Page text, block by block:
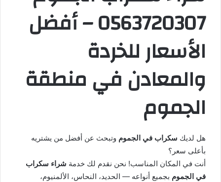
0563720307 – أفضل
الأسعار للخردة
والمعادن في منطقة
الجموم
هل لديك سكراب في الجموم وتبحث عن أفضل من يشتريه
بأعلى سعر؟
أنت في المكان المناسب! نحن نقدم لك خدمة شراء سكراب
في الجموم بجميع أنواعه — الحديد، النحاس، الألمنيوم،